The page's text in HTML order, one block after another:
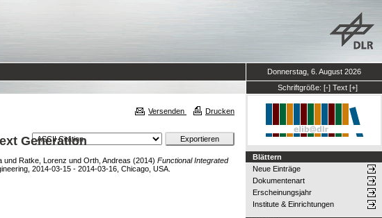
Donnerstag, 6. August 2026
Schriftgröße: [-] Text [+]
Versenden Drucken
Generation
und Ratke, Lorenz und Orth, Andreas (2014) Functional Integrated
2014-03-15 - 2014-03-16, Chicago, USA.
Blättern
Neue Einträge
Dokumentenart
Erscheinungsjahr
Institute & Einrichtungen